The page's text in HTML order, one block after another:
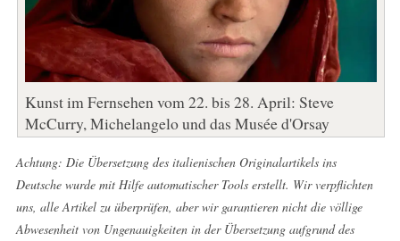
Kunst im Fernsehen vom 22. bis 28. April: Steve
McCurry, Michelangelo und das Musée d'Orsay
Achtung: Die Übersetzung des italienischen Originalartikels ins
Deutsche wurde mit Hilfe automatischer Tools erstellt. Wir verpflichten
uns, alle Artikel zu überprüfen, aber wir garantieren nicht die völlige
Abwesenheit von Ungenauigkeiten in der Übersetzung aufgrund des